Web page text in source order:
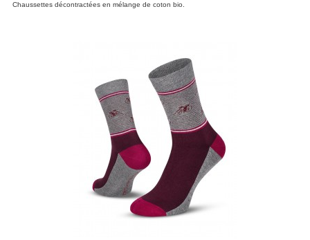
Chaussettes décontractées en mélange de coton bio.